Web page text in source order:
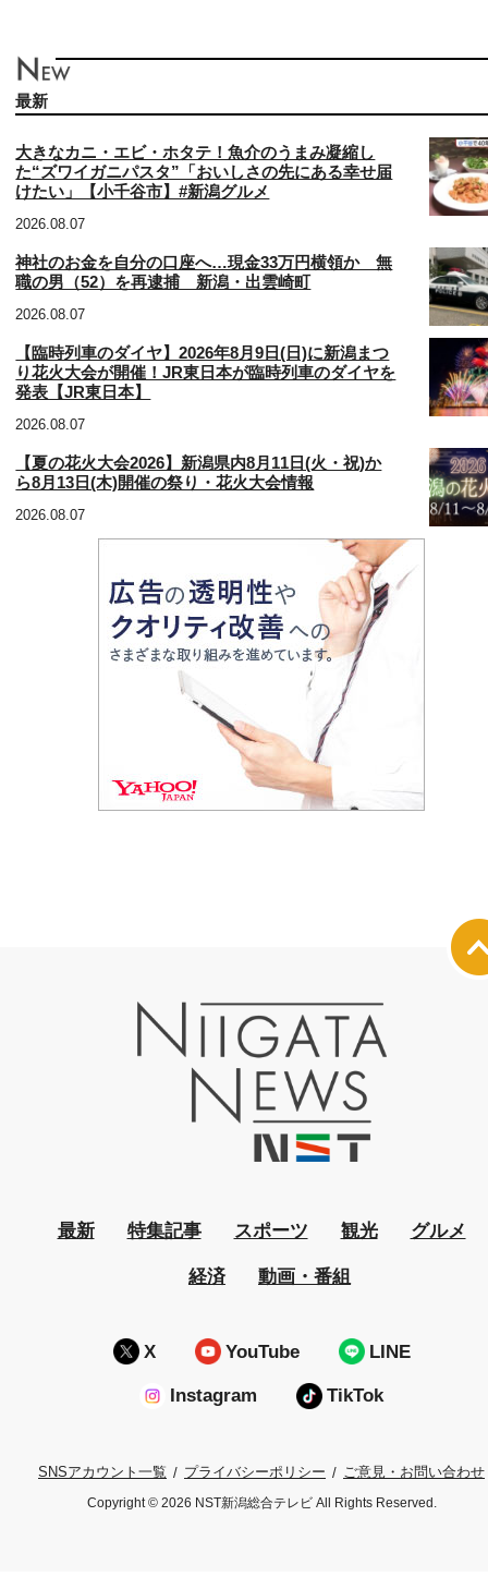
最新
大きなカニ・エビ・ホタテ！魚介のうまみ凝縮し
た“ズワイガニパスタ”「おいしさの先にある幸せ届
けたい」【小千谷市】#新潟グルメ
2026.08.07
神社のお金を自分の口座へ…現金33万円横領か 無
職の男（52）を再逮捕 新潟・出雲崎町
2026.08.07
【臨時列車のダイヤ】2026年8月9日(日)に新潟まつ
り花火大会が開催！JR東日本が臨時列車のダイヤを
発表【JR東日本】
2026.08.07
【夏の花火大会2026】新潟県内8月11日(火・祝)か
ら8月13日(木)開催の祭り・花火大会情報
2026.08.07
最新 特集記事 スポーツ 観光 グルメ
経済 動画・番組
X YouTube LINE
Instagram TikTok
SNSアカウント一覧 プライバシーポリシー ご意見・お問い合わせ
Copyright © 2026 NST新潟総合テレビ All Rights Reserved.